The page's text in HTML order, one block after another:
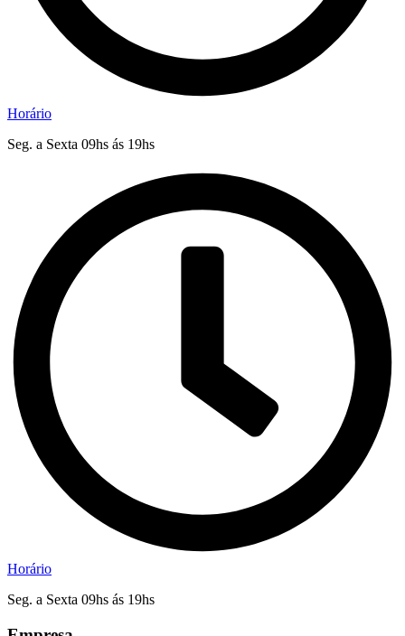
Horário
Seg. a Sexta 09hs ás 19hs
Horário
Seg. a Sexta 09hs ás 19hs